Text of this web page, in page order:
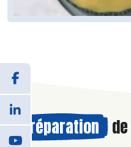
Préparation